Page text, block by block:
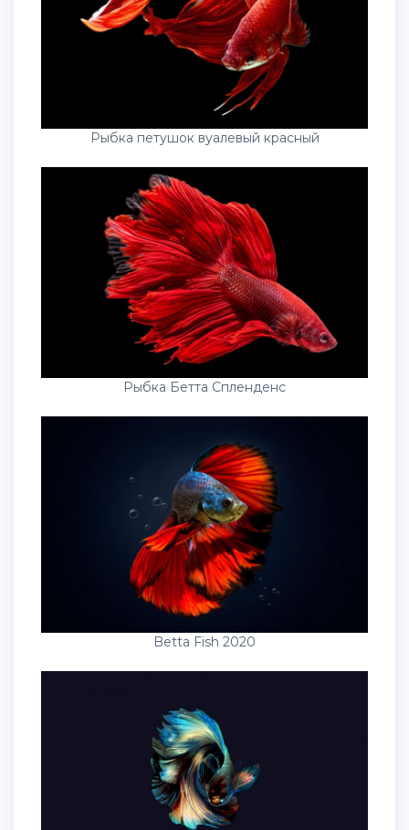
Рыбка петушок вуалевый красный
Рыбка Бетта Спленденс
Betta Fish 2020